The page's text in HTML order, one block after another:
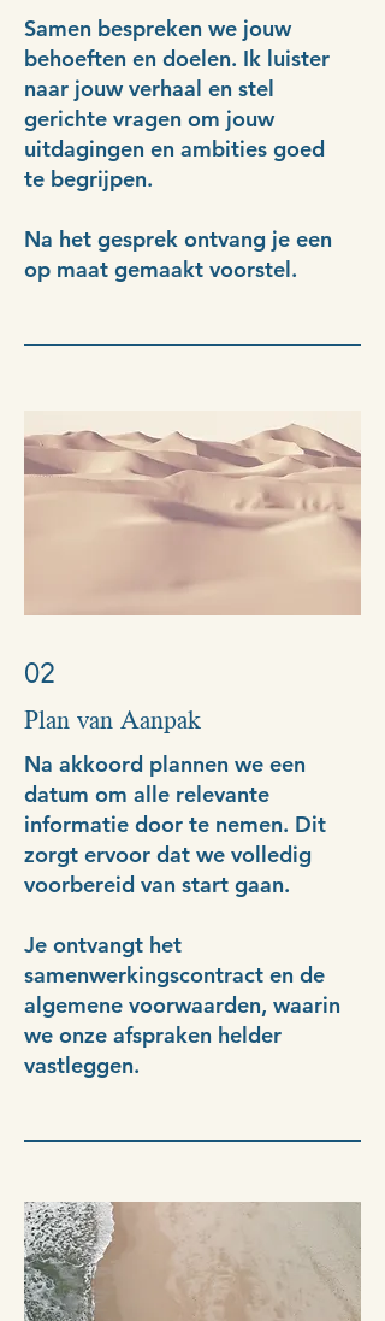
Samen bespreken we jouw
behoeften en doelen. Ik luister
naar jouw verhaal en stel
gerichte vragen om jouw
uitdagingen en ambities goed
te begrijpen.
Na het gesprek ontvang je een
op maat gemaakt voorstel.
02
Plan van Aanpak
Na akkoord plannen we een
datum om alle relevante
informatie door te nemen. Dit
zorgt ervoor dat we volledig
voorbereid van start gaan.
Je ontvangt het
samenwerkingscontract en de
algemene voorwaarden, waarin
we onze afspraken helder
vastleggen.